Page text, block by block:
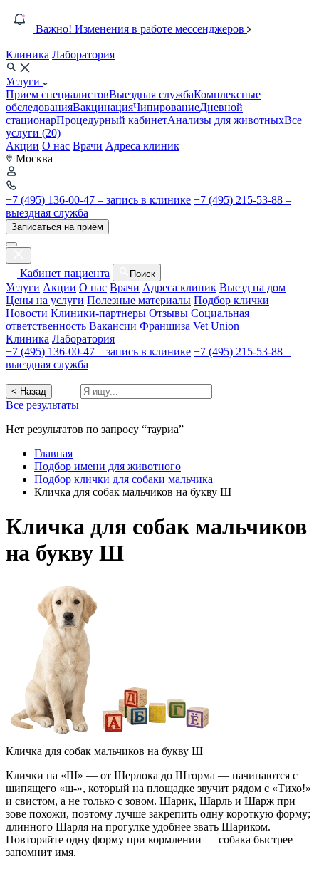
Важно! Изменения в работе мессенджеров
Клиника Лаборатория
Услуги
Прием специалистовВыездная службаКомплексные
обследованияВакцинацияЧипированиеДневной
стационарПроцедурный кабинетАнализы для животныхВсе
услуги (20)
Акции О нас Врачи Адреса клиник
Москва
+7 (495) 136-00-47 – запись в клинике +7 (495) 215-53-88 –
выездная служба
Записаться на приём
Кабинет пациента Поиск
Услуги Акции О нас Врачи Адреса клиник Выезд на дом
Цены на услуги Полезные материалы Подбор клички
Новости Клиники-партнеры Отзывы Социальная
ответственность Вакансии Франшиза Vet Union
Клиника Лаборатория
+7 (495) 136-00-47 – запись в клинике +7 (495) 215-53-88 –
выездная служба
< Назад
Все результаты
Нет результатов по запросу “тауриа”
Главная
Подбор имени для животного
Подбор клички для собаки мальчика
Кличка для собак мальчиков на букву Ш
Кличка для собак мальчиков
на букву Ш
Кличка для собак мальчиков на букву Ш
Клички на «Ш» — от Шерлока до Шторма — начинаются с
шипящего «ш-», который на площадке звучит рядом с «Тихо!»
и свистом, а не только с зовом. Шарик, Шарль и Шарж при
зове похожи, поэтому лучше закрепить одну короткую форму;
длинного Шарля на прогулке удобнее звать Шариком.
Повторяйте одну форму при кормлении — собака быстрее
запомнит имя.